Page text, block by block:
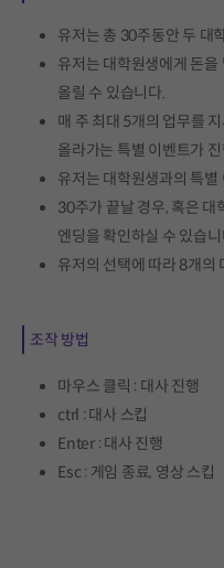
유저는 총 30주동안 두 대
유저는 대학원생에게 돈
올릴 수 있습니다.
매 주 최대 5개의 업무를
올라가는 특별 이벤트가 진
유저는 대학원생과의 특별
30주가 끝날 경우, 혹은 대
엔딩을 확인하실 수 있습니
유저의 선택에 따라 8개의
조작 방법
마우스 클릭 : 대사 진행
ctrl : 대사 스킵
Enter : 대사 진행
Esc : 게임 종료, 영상 스킵